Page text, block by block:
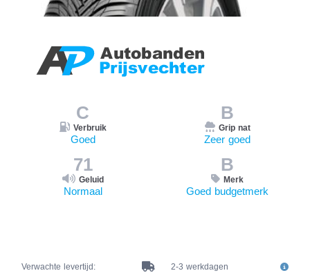
C
Verbruik
Goed
B
Grip nat
Zeer goed
71
Geluid
Normaal
B
Merk
Goed budgetmerk
Verwachte levertijd:
2-3 werkdagen